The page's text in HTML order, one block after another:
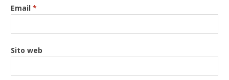
Email*
Sito web